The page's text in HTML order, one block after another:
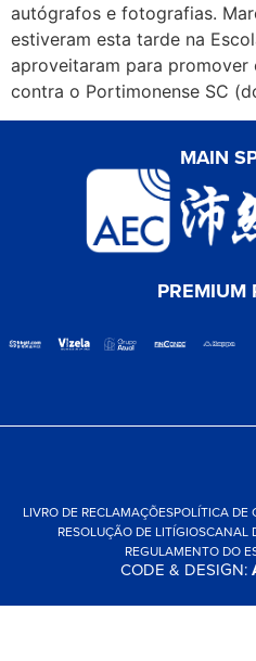
autógrafos e fotografias.
estiveram esta tarde na
aproveitaram para
contra o Portimonense SC
MAIN
PREMIUM
LIVRO DE RECLAMAÇÕESPOLÍTICA DE
RESOLUÇÃO DE LITÍGIOSCANAL
REGULAMENTO DO
CODE & DESIGN: